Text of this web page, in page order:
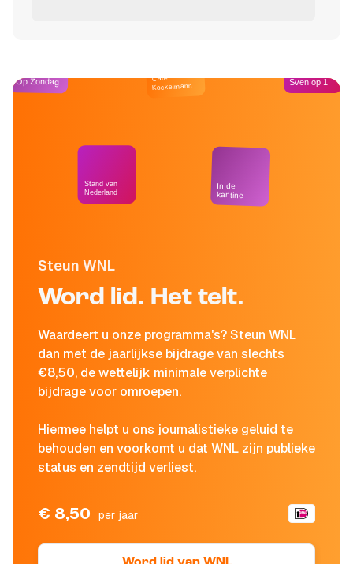
Steun WNL
Word lid. Het telt.
Waardeert u onze programma's? Steun WNL
dan met de jaarlijkse bijdrage van slechts
€8,50, de wettelijk minimale verplichte
bijdrage voor omroepen.
Hiermee helpt u ons journalistieke geluid te
behouden en voorkomt u dat WNL zijn publieke
status en zendtijd verliest.
€ 8,50 per jaar
Op Zondag
Stand van
Nederland
Café
Kockelmann
In de
kantine
Sven op 1